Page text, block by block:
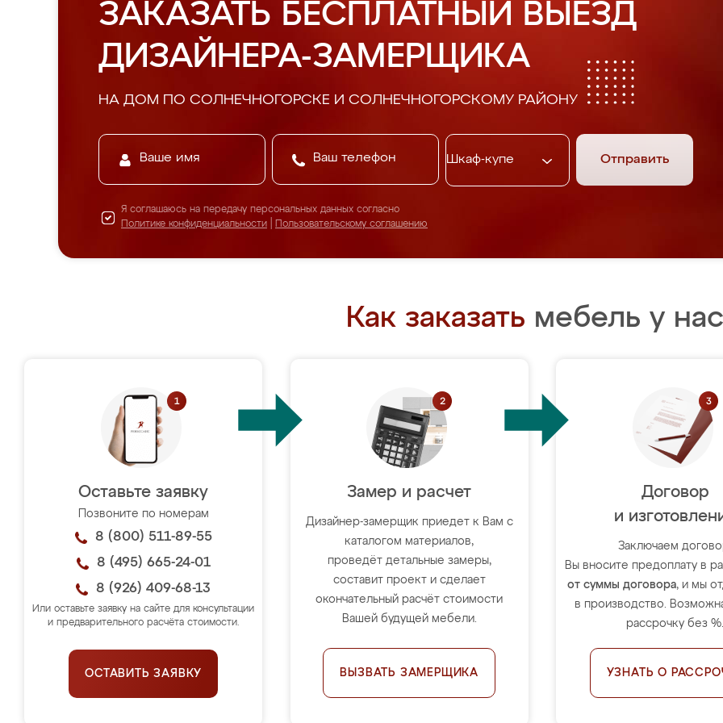
ЗАКАЗАТЬ БЕСПЛАТНЫЙ ВЫЕЗД
ДИЗАЙНЕРА-ЗАМЕРЩИКА
НА ДОМ ПО СОЛНЕЧНОГОРСКЕ И СОЛНЕЧНОГОРСКОМУ РАЙОНУ
Отправить
Я соглашаюсь на передачу персональных данных согласно
Политике конфиденциальности
Пользовательскому соглашению
Как заказать мебель у
Оставьте заявку
Позвоните по номерам
8 (800) 511-89-55
8 (495) 665-24-01
8 (926) 409-68-13
Или оставьте заявку на сайте для консультации
и предварительного расчёта стоимости.
ОСТАВИТЬ ЗАЯВКУ
Замер и расчет
Дизайнер-замерщик приедет к Вам с
каталогом материалов,
проведёт детальные замеры,
составит проект и сделает
окончательный расчёт стоимости
Вашей будущей мебели.
ВЫЗВАТЬ ЗАМЕРЩИКА
Договор
и
Заключаем
Вы вносите предоплату в
от суммы договора, и мы
в производство.
рассрочку без
УЗНАТЬ О